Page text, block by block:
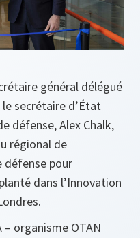
général délégué
le secrétaire d’État
défense, Alex Chalk,
régional de
défense pour
dans l’Innovation
– organisme OTAN